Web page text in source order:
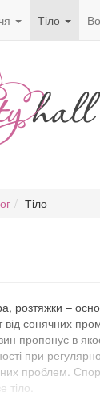
Тіло
Тіло
розтяжки –
від сонячних
пропонує в
при
проблем.
тіло.